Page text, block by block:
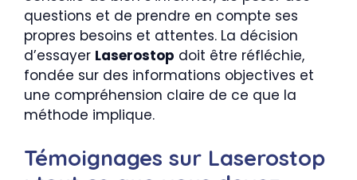
questions et de prendre en compte ses
propres besoins et attentes. La décision
d’essayer Laserostop doit être réfléchie,
fondée sur des informations objectives et
une compréhension claire de ce que la
méthode implique.
Témoignages sur Laserostop